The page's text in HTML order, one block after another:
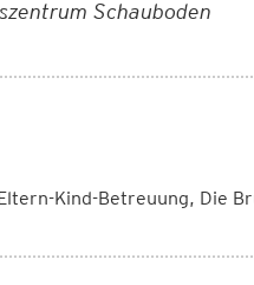
Schauboden
Kind-Betreuung, Die